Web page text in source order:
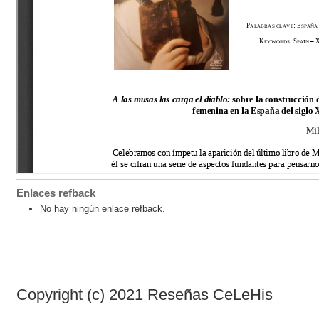
Enlaces refback
No hay ningún enlace refback.
Copyright (c) 2021 Reseñas CeLeHis